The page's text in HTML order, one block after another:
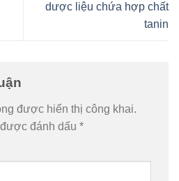
dược liệu chứa hợp chất
tanin
được hiển thị công khai.
đánh dấu *